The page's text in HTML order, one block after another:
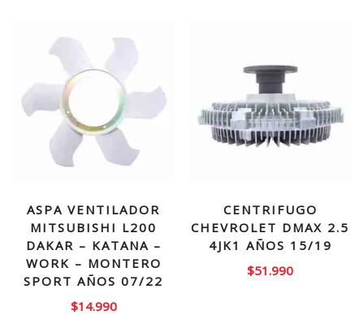
ASPA VENTILADOR
MITSUBISHI L200
DAKAR – KATANA –
WORK – MONTERO
SPORT AÑOS 07/22
$14.990
CENTRIFUGO
CHEVROLET DMAX 2.5
4JK1 AÑOS 15/19
$51.990